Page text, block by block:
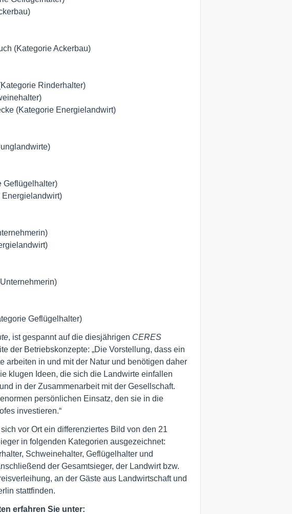
(Kategorie Ackerbau)
Rinderhalter)
(Kategorie Energielandwirt)
Geflügelhalter)
Energielandwirt)
Geflügelhalter)
, ist gespannt auf die diesjährigen CERES
der Betriebskonzepte: „Die Vorstellung, dass ein
arbeiten in und mit der Natur und benötigen daher
klugen Ideen, die sich die Landwirte einfallen
in der Zusammenarbeit mit der Gesellschaft.
persönlichen Einsatz, den sie in die
investieren.“
vor Ort ein differenziertes Bild von den 21
in folgenden Kategorien ausgezeichnet:
Schweinehalter, Geflügelhalter und
der Gesamtsieger, der Landwirt bzw.
an der Gäste aus Landwirtschaft und
stattfinden.
erfahren Sie unter: